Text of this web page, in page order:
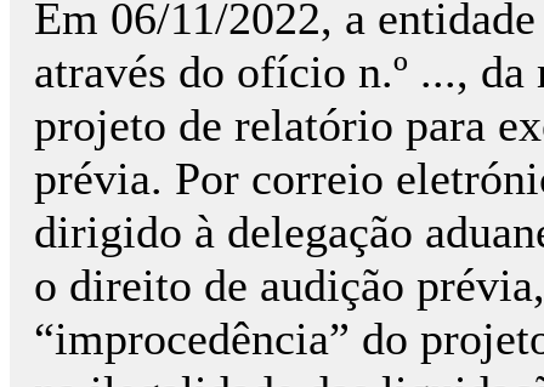
Em 06/11/2022, a
através do ofício n.º ..., da
projeto de relatório para
prévia. Por correio
dirigido à delegação
o direito de audição
“improcedência” do